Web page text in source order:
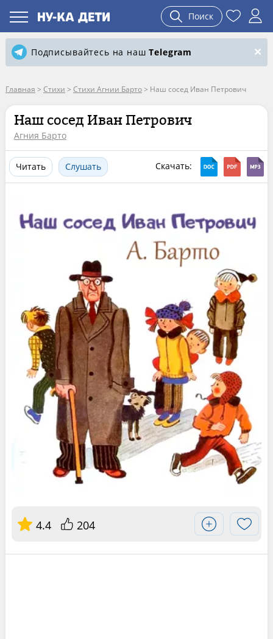
Поиск
Подписывайтесь на нашTelegram
Главная > Стихи > Стихи Агнии Барто> Наш сосед Иван Петрович
Наш сосед Иван Петрович
Агния Барто
Читать Слушать Скачать:
4.4 204